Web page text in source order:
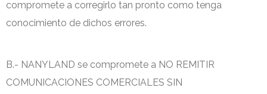
compromete a corregirlo tan pronto como tenga
conocimiento de dichos errores.
B.- NANYLAND se compromete a NO REMITIR
COMUNICACIONES COMERCIALES SIN